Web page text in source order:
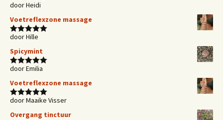
Waardering
door Heidi
Voetreflexzone massage
Waardering
door Hille
Spicymint
Waardering
door Emilia
Voetreflexzone massage
Waardering
door Maaike Visser
Overgang tinctuur